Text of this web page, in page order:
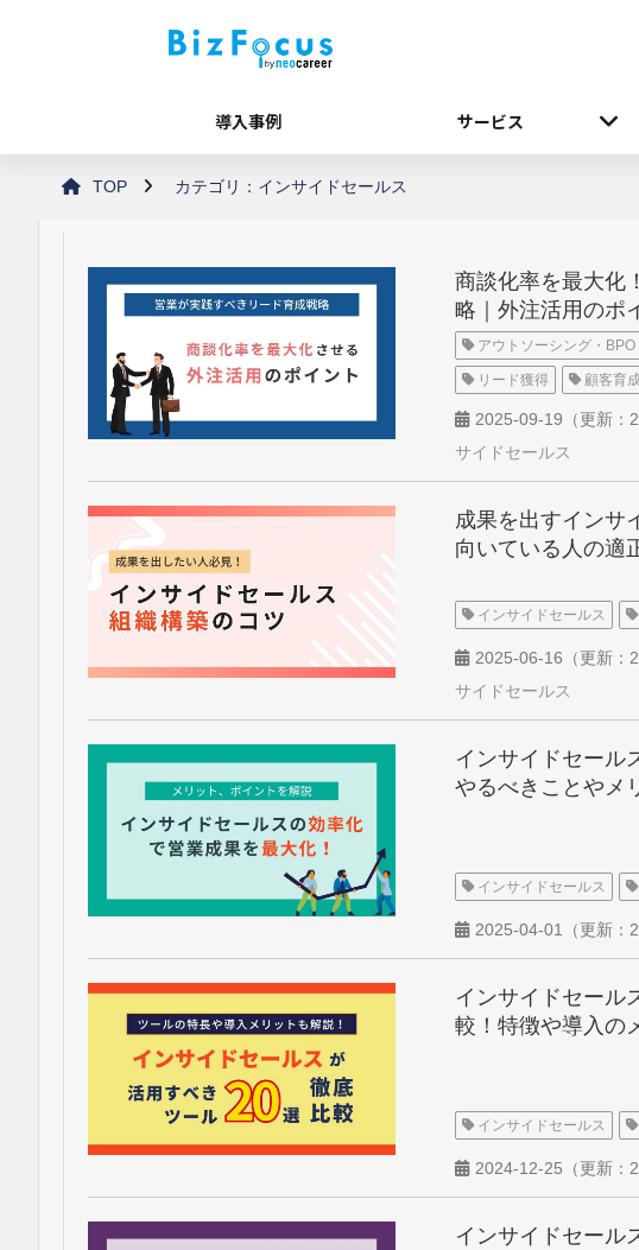
導入事例 サービス
TOP カテゴリ：インサイドセールス
商談化率を最大化
略｜外注活用のポ
アウトソーシング・BPO
リード獲得 顧客育
2025-09-19 （更新：
サイドセールス
成果を出すインサ
向いている人の適
インサイドセールス
2025-06-16 （更新：
サイドセールス
インサイドセール
やるべきことやメ
インサイドセールス
2025-04-01 （更新：
インサイドセール
較！特徴や導入の
インサイドセールス
2024-12-25 （更新：
インサイドセール